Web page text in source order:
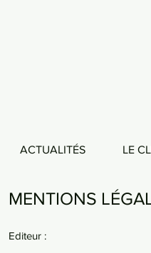
ACTUALITÉS LE
MENTIONS
Editeur :